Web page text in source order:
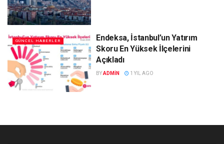
GÜNCEL HABERLER
Endeksa, İstanbul’un Yatırım
Skoru En Yüksek İlçelerini
Açıkladı
BYADMIN 1 YIL AGO